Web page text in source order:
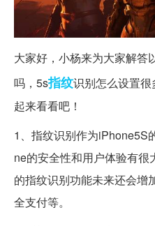
大家好，小杨来为大家解答
吗，5s指纹识别怎么设置
起来看看吧！
1、指纹识别作为iPhone5S
ne的安全性和用户体验有
的指纹识别功能未来还会增
全支付等。